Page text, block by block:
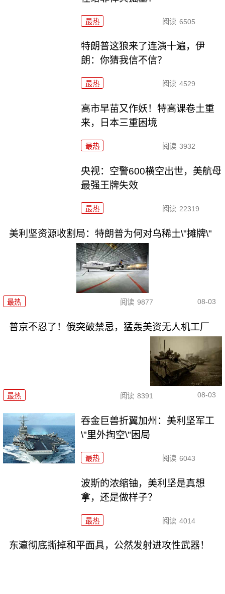
最热 阅读 6505
特朗普这狼来了连演十遍，伊
朗：你猜我信不信？
最热 阅读 4529
高市早苗又作妖！特高课卷土重
来，日本三重困境
最热 阅读 3932
央视：空警600横空出世，美航母
最强王牌失效
最热 阅读 22319
美利坚资源收割局：特朗普为何对乌稀土\"摊牌\"
最热 阅读 9877 08-03
普京不忍了！俄突破禁忌，猛轰美资无人机工厂
最热 阅读 8391 08-03
吞金巨兽折翼加州：美利坚军工
\"里外掏空\"困局
最热 阅读 6043
波斯的浓缩铀，美利坚是真想
拿，还是做样子？
最热 阅读 4014
东瀛彻底撕掉和平面具，公然发射进攻性武器！